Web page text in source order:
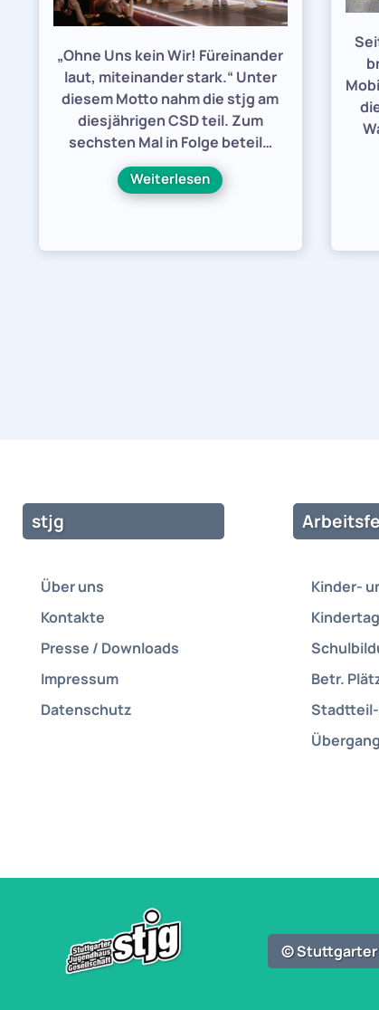
„Ohne Uns kein Wir! Füreinander
laut, miteinander stark.“ Unter
diesem Motto nahm die stjg am
diesjährigen CSD teil. Zum
sechsten Mal in Folge beteil…
Weiterlesen
stjg
Über uns
Kontakte
Presse / Downloads
Impressum
Datenschutz
Kinder-
Betr.
© Stuttgarter